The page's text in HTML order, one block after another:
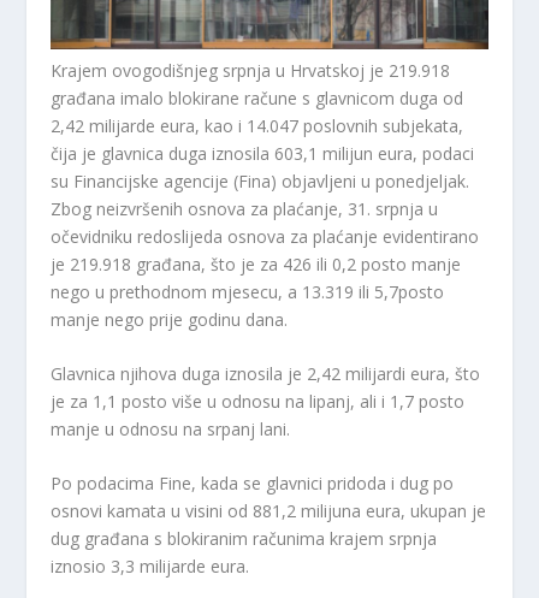
Krajem ovogodišnjeg srpnja u Hrvatskoj je 219.918
građana imalo blokirane račune s glavnicom duga od
2,42 milijarde eura, kao i 14.047 poslovnih subjekata,
čija je glavnica duga iznosila 603,1 milijun eura, podaci
su Financijske agencije (Fina) objavljeni u ponedjeljak.
Zbog neizvršenih osnova za plaćanje, 31. srpnja u
očevidniku redoslijeda osnova za plaćanje evidentirano
je 219.918 građana, što je za 426 ili 0,2 posto manje
nego u prethodnom mjesecu, a 13.319 ili 5,7posto
manje nego prije godinu dana.
Glavnica njihova duga iznosila je 2,42 milijardi eura, što
je za 1,1 posto više u odnosu na lipanj, ali i 1,7 posto
manje u odnosu na srpanj lani.
Po podacima Fine, kada se glavnici pridoda i dug po
osnovi kamata u visini od 881,2 milijuna eura, ukupan je
dug građana s blokiranim računima krajem srpnja
iznosio 3,3 milijarde eura.